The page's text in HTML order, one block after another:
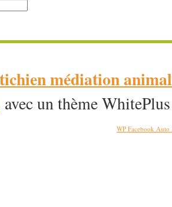
médiation
avec un thème
WP Facebook Auto